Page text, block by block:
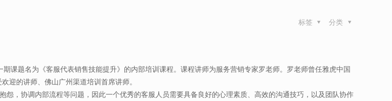
分类
标签
题名为《客服代表销售技能提升》的内部培训课程。课程讲师为服务营销专家罗老师。罗老师曾任雅虎中国
迎的讲师、佛山广州渠道培训首席讲师。
，协调内部流程等问题，因此一个优秀的客服人员需要具备良好的心理素质、高效的沟通技巧，以及团队协作